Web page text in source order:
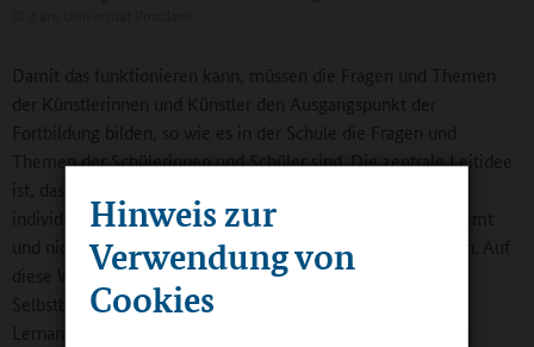
Hinweis zur
Verwendung von
Cookies
Damit das funktionieren kann, müssen die Fragen und Themen
der Künstlerinnen und Künstler den Ausgangspunkt der
Fortbildung bilden, so wie es in der Schule die Fragen und
Themen der Schülerinnen und Schüler sind. Die zentrale Leitidee
ist, dass Bildung im Sinne von Selbstbildung erst durch die
individuelle Aneignung des Bildungsangebots zustande kommt
und nicht schon durch eine Präsentation der Themen an sich. Auf
diese Weise sollen die Künstler den Unterschied zwischen
Selbstbildungsprozessen und von außen gesteuerten
Lernanforderungen verstehen. Denn das ist nach wie vor ein